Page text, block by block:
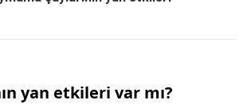
yan etkileri var mı?